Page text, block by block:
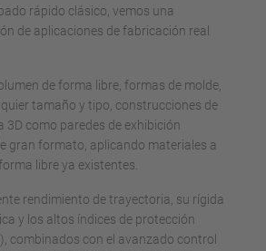
rápido clásico, vemos una
de aplicaciones de fabricación real
de forma libre, formas de molde,
tamaño y tipo, construcciones de
3D como paredes de exhibición
gran formato, aplicando materiales a
libre ya existentes.
rendimiento de trayectoria, su rígida
y los altos índices de protección
combinados con el avanzado control